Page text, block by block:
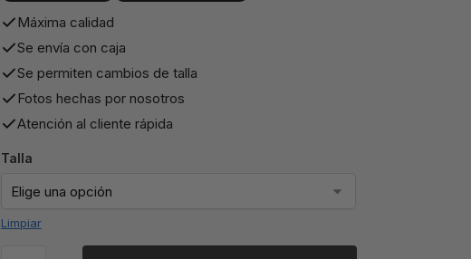
Máxima calidad
Se envía con caja
Se permiten cambios de talla
Fotos hechas por nosotros
Atención al cliente rápida
Talla
Limpiar